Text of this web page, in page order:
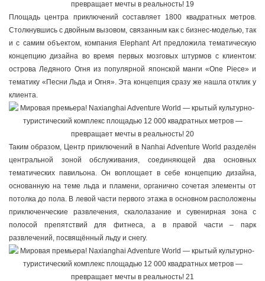
Площадь центра приключений составляет 1800 квадратных метров.
Столкнувшись с двойным вызовом, связанным как с бизнес-моделью, так
и с самим объектом, компания Elephant Art предложила тематическую
концепцию дизайна во время первых мозговых штурмов с клиентом:
острова Ледяного Огня из популярной японской манги «One Piece» и
тематику «Песни Льда и Огня». Эта концепция сразу же нашла отклик у
клиента.
Таким образом, Центр приключений в Nanhai Adventure World разделён
центральной зоной обслуживания, соединяющей два основных
тематических павильона. Он воплощает в себе концепцию дизайна,
основанную на теме льда и пламени, органично сочетая элементы от
потолка до пола. В левой части первого этажа в основном расположены
приключенческие развлечения, скалолазание и сувенирная зона с
полосой препятствий для фитнеса, а в правой части – парк
развлечений, посвящённый льду и снегу.